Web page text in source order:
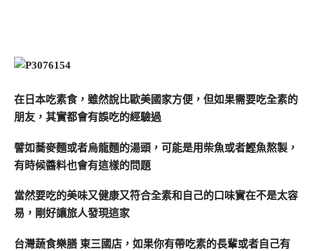
在日本吃素食，雖然說比歐美國家方便，但如果需要吃全素的
朋友，其實都會有誤吃的經驗過
譬如蕎麥麵或者烏龍麵的湯頭，可能是用柴魚或者鰹魚熬製，
有時候醬料也會有這樣的問題
當然要吃的美味又健康又符合全素和自己的口味實在不是太容
易，剛好讓旅人發現這家
台灣蔬食樂膳 東三國店，如果你有帶吃素的長輩或者自己有